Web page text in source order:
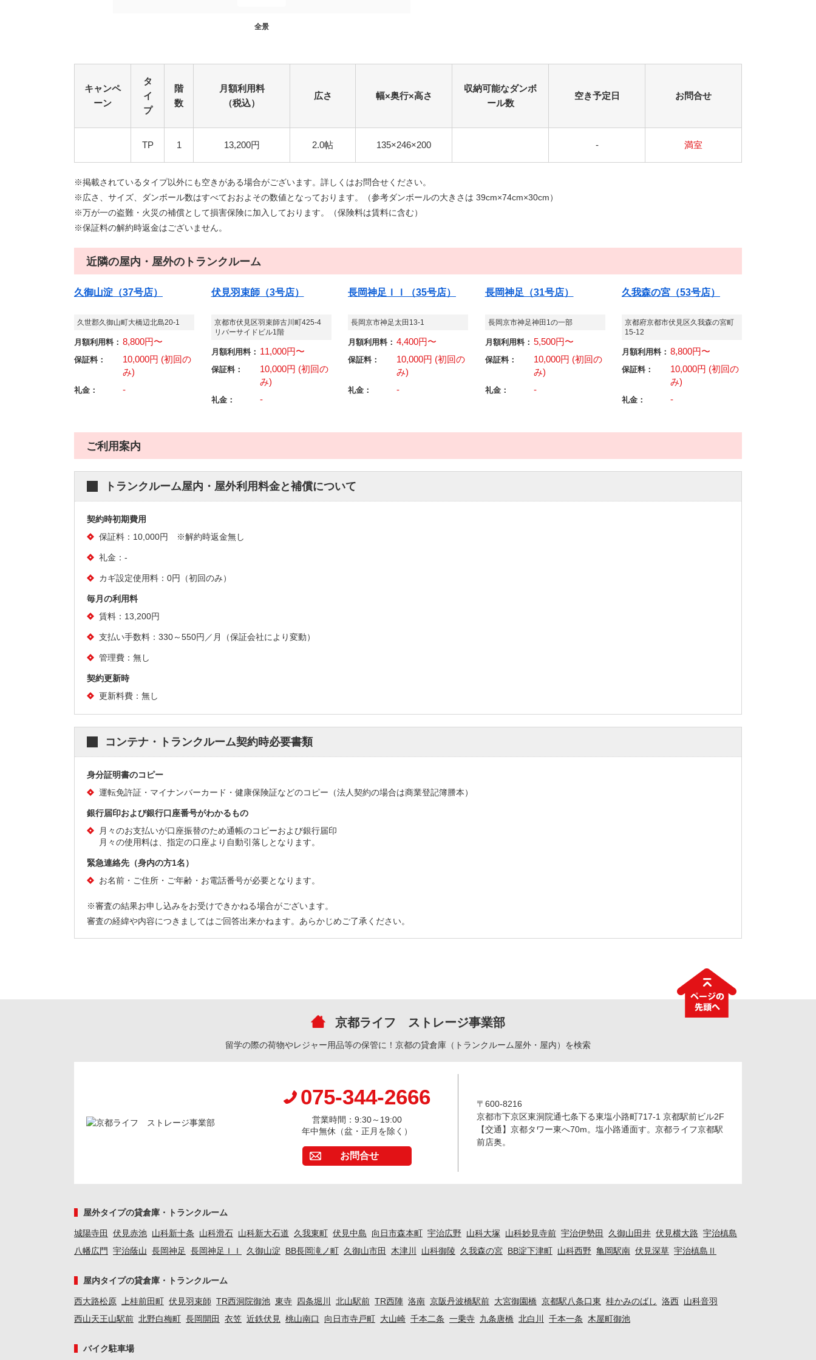
全景
キャンペ
ーン
タ
イ
プ
階
数
月額利用料
（税込）
広さ 幅×奥行×高さ
収納可能なダンボ
ール数
空き予定日 お問合せ
TP 1 13,200円 2.0帖 135×246×200 - 満室
※掲載されているタイプ以外にも空きがある場合がございます。詳しくはお問合せください。
※広さ、サイズ、ダンボール数はすべておおよその数値となっております。（参考ダンボールの大きさは 39cm×74cm×30cm）
※万が一の盗難・火災の補償として損害保険に加入しております。（保険料は賃料に含む）
※保証料の解約時返金はございません。
近隣の屋内・屋外のトランクルーム
久御山淀（37号店）
久世郡久御山町大橋辺北島20-1
月額利用料： 8,800円〜
保証料：
10,000円 (初回の
み)
礼金： -
伏見羽束師（3号店）
京都市伏見区羽束師古川町425-4
リバーサイドビル1階
月額利用料： 11,000円〜
保証料：
10,000円 (初回の
み)
礼金： -
長岡神足ＩＩ（35号店）
長岡京市神足太田13-1
月額利用料： 4,400円〜
保証料：
10,000円 (初回の
み)
礼金： -
長岡神足（31号店）
長岡京市神足神田1の一部
月額利用料： 5,500円〜
保証料：
10,000円 (初回の
み)
礼金： -
久我森の宮（53号店）
京都府京都市伏見区久我森の宮町
15-12
月額利用料： 8,800円〜
保証料：
10,000円 (初回の
み)
礼金： -
ご利用案内
トランクルーム屋内・屋外利用料金と補償について
契約時初期費用
保証料：10,000円 ※解約時返金無し
礼金：-
カギ設定使用料：0円（初回のみ）
毎月の利用料
賃料：13,200円
支払い手数料：330～550円／月（保証会社により変動）
管理費：無し
契約更新時
更新料費：無し
コンテナ・トランクルーム契約時必要書類
身分証明書のコピー
運転免許証・マイナンバーカード・健康保険証などのコピー（法人契約の場合は商業登記簿謄本）
銀行届印および銀行口座番号がわかるもの
月々のお支払いが口座振替のため通帳のコピーおよび銀行届印
月々の使用料は、指定の口座より自動引落しとなります。
緊急連絡先（身内の方1名）
お名前・ご住所・ご年齢・お電話番号が必要となります。
※審査の結果お申し込みをお受けできかねる場合がございます。
審査の経緯や内容につきましてはご回答出来かねます。あらかじめご了承ください。
京都ライフ ストレージ事業部
留学の際の荷物やレジャー用品等の保管に！京都の貸倉庫（トランクルーム屋外・屋内）を検索
075-344-2666
営業時間：9:30～19:00
年中無休（盆・正月を除く）
お問合せ
〒600-8216
京都市下京区東洞院通七条下る東塩小路町717-1 京都駅前ビル2F
【交通】京都タワー東へ70m。塩小路通面す。京都ライフ京都駅
前店奥。
屋外タイプの貸倉庫・トランクルーム
城陽寺田 伏見赤池 山科新十条 山科滑石 山科新大石道 久我東町 伏見中島 向日市森本町 宇治広野 山科大塚 山科妙見寺前 宇治伊勢田 久御山田井 伏見横大路 宇治槙島
八幡広門
宇治蔭山 長岡神足 長岡神足ＩＩ 久御山淀 BB長岡滝ノ町 久御山市田 木津川 山科御陵 久我森の宮 BB淀下津町 山科西野 亀岡駅南 伏見深草 宇治槙島Ⅱ
屋内タイプの貸倉庫・トランクルーム
西大路松原 上桂前田町 伏見羽束師 TR西洞院御池 東寺 四条堀川 北山駅前 TR西陣 洛南 京阪丹波橋駅前 大宮御園橋 京都駅八条口東 桂かみのばし 洛西 山科音羽
西山天王山駅前 北野白梅町 長岡開田 衣笠 近鉄伏見 桃山南口 向日市寺戸町 大山崎 千本二条 一乗寺 九条唐橋 北白川 千本一条 木屋町御池
バイク駐車場